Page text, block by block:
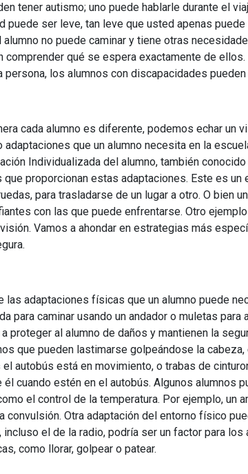
tener autismo; uno puede hablarle durante el
puede ser leve, tan leve que usted apenas
no puede caminar y tiene otras
qué se espera exactamente de
los alumnos con discapacidades
cada alumno es diferente, podemos echar un
que un alumno necesita en la
Individualizada del alumno, también
proporcionan estas adaptaciones. Este es
para trasladarse de un lugar a otro. O bien
con las que puede enfrentarse. Otro
Vamos a ahondar en estrategias más
adaptaciones físicas que un alumno puede
para caminar usando un andador o muletas
proteger al alumno de daños y mantienen la
que pueden lastimarse golpeándose la
autobús está en movimiento, o trabas de
cuando estén en el autobús. Algunos alumnos
el control de la temperatura. Por ejemplo, un
convulsión. Otra adaptación del entorno físico
el de la radio, podría ser un factor para
como llorar, golpear o patear.